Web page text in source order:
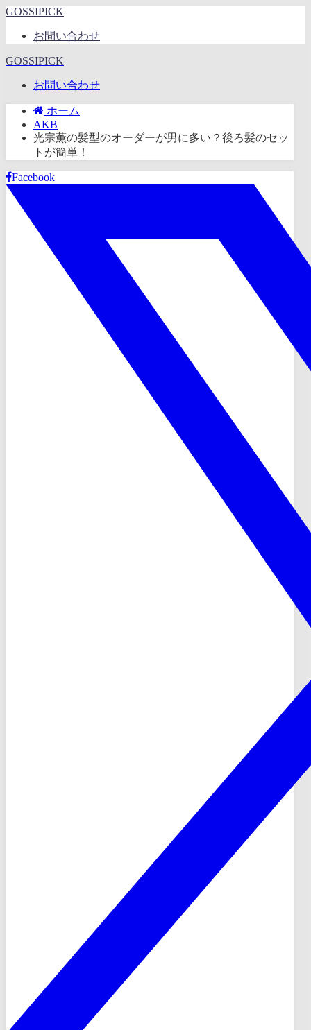
GOSSIPICK
お問い合わせ
GOSSIPICK
お問い合わせ
ホーム
AKB
光宗薫の髪型のオーダーが男に多い？後ろ髪のセッ
トが簡単！
Facebook